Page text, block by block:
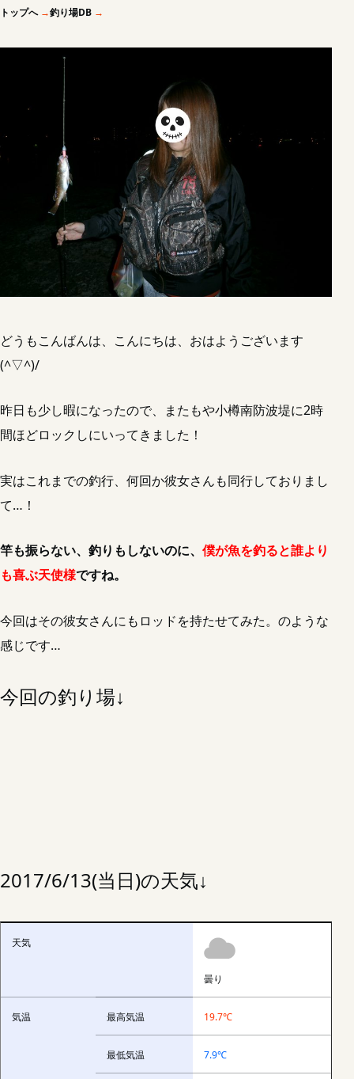
トップへ 釣り場DB
どうもこんばんは、こんにちは、おはようございます
(^▽^)/
昨日も少し暇になったので、またもや小樽南防波堤に2時
間ほどロックしにいってきました！
実はこれまでの釣行、何回か彼女さんも同行しておりまし
て…！
竿も振らない、釣りもしないのに、 僕が魚を釣ると誰より
も喜ぶ天使様ですね。
今回はその彼女さんにもロッドを持たせてみた。のような
感じです…
今回の釣り場↓
2017/6/13(当日)の天気↓
天気
曇り
気温 最高気温 19.7℃
最低気温 7.9℃